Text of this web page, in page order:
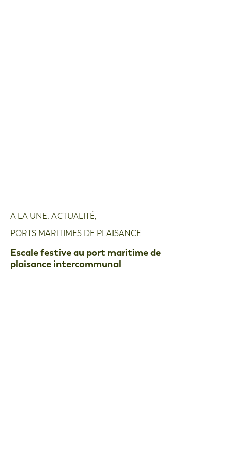
A LA UNE, ACTUALITÉ,
PORTS MARITIMES DE PLAISANCE
Escale festive au port maritime de
plaisance intercommunal